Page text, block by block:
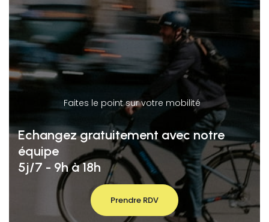
Faites le point sur votre mobilité
Echangez gratuitement avec notre
équipe
5j/7 - 9h à 18h
Prendre RDV